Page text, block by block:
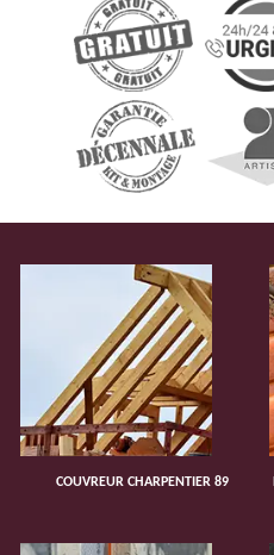
COUVREUR CHARPENTIER 89